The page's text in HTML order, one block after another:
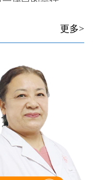
光滑怎么回事
么回事
更多>